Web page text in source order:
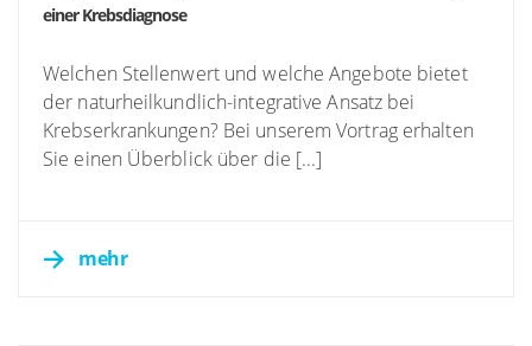
einer Krebsdiagnose
Welchen Stellenwert und welche Angebote bietet
der naturheilkundlich-integrative Ansatz bei
Krebserkrankungen? Bei unserem Vortrag erhalten
Sie einen Überblick über die [...]
mehr